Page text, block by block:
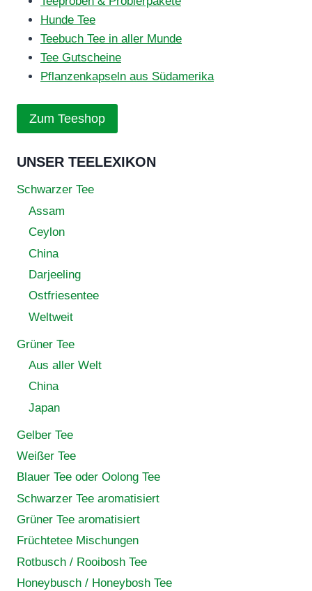
Hunde Tee
Teebuch Tee in aller Munde
Tee Gutscheine
Pflanzenkapseln aus Südamerika
Zum Teeshop
UNSER TEELEXIKON
Schwarzer Tee
Assam
Ceylon
China
Darjeeling
Ostfriesentee
Weltweit
Grüner Tee
Aus aller Welt
China
Japan
Gelber Tee
Weißer Tee
Blauer Tee oder Oolong Tee
Schwarzer Tee aromatisiert
Grüner Tee aromatisiert
Früchtetee Mischungen
Rotbusch / Rooibosh Tee
Honeybusch / Honeybosh Tee